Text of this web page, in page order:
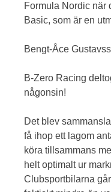
Formula Nordic när
Basic, som är en
Bengt-Åce
B-Zero Racing
någonsin!
Det blev
få ihop ett lagom
köra tillsammans
helt optimalt ur
Clubsportbilarna